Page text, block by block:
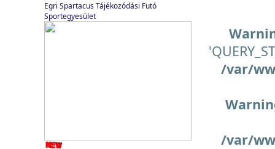
Egri Spartacus Tájékozódási Futó
Sportegyesület
/var/
/var/